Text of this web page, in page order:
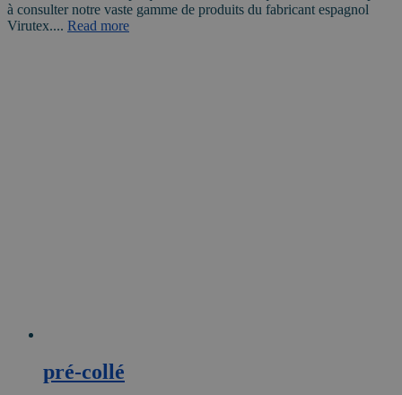
à consulter notre vaste gamme de produits du fabricant espagnol
Virutex.... Read more
pré-collé